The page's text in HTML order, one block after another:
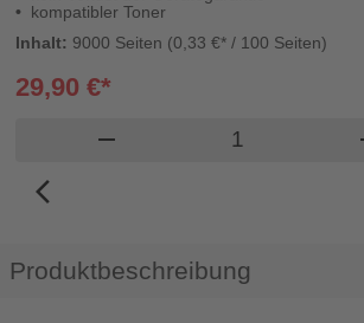
kompatibler Toner
Inhalt: 9000 Seiten (0,33 €* / 100 Seiten)
29,90 €*
remove Produkt
arrow_back_ios_new
Produktbeschreibung